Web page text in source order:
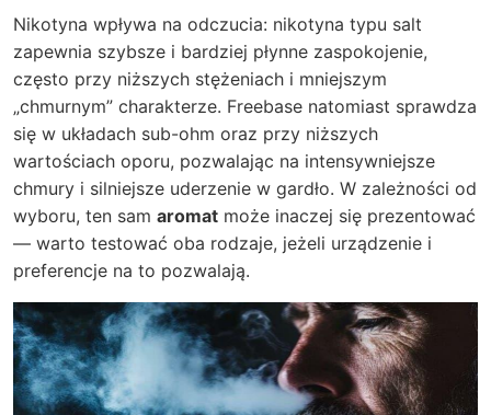
Nikotyna wpływa na odczucia: nikotyna typu salt
zapewnia szybsze i bardziej płynne zaspokojenie,
często przy niższych stężeniach i mniejszym
„chmurnym” charakterze. Freebase natomiast sprawdza
się w układach sub-ohm oraz przy niższych
wartościach oporu, pozwalając na intensywniejsze
chmury i silniejsze uderzenie w gardło. W zależności od
wyboru, ten sam aromat może inaczej się prezentować
— warto testować oba rodzaje, jeżeli urządzenie i
preferencje na to pozwalają.